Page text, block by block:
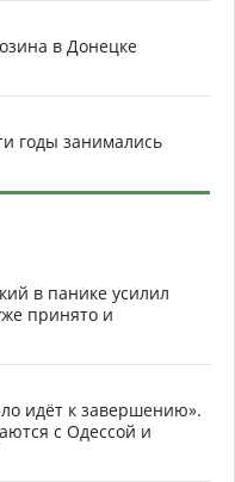
в Донецке
годы занимались
в панике усилил
принято и
идёт к завершению».
с Одессой и